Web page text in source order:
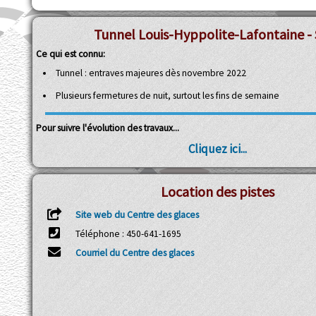
Tunnel Louis-Hyppolite-Lafontaine -
Ce qui est connu:
Tunnel : entraves majeures dès novembre 2022
Plusieurs fermetures de nuit, surtout les fins de semaine
Pour suivre l'évolution des travaux...
Cliquez ici...
Location des pistes
Site web du Centre des glaces
Téléphone : 450-641-1695
Courriel du Centre des glaces